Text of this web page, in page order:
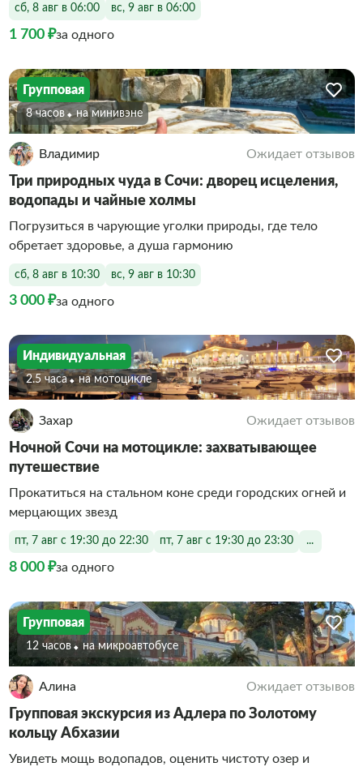
сб, 8 авг в 06:00 вс, 9 авг в 06:00
1 700 ₽за одного
Групповая
8 часов На минивэне
Владимир Ожидает отзывов
Три природных чуда в Сочи: дворец исцеления,
водопады и чайные холмы
Погрузиться в чарующие уголки природы, где тело
обретает здоровье, а душа гармонию
сб, 8 авг в 10:30 вс, 9 авг в 10:30
3 000 ₽за одного
Индивидуальная
2.5 часа На мотоцикле
Захар Ожидает отзывов
Ночной Сочи на мотоцикле: захватывающее
путешествие
Прокатиться на стальном коне среди городских огней и
мерцающих звезд
пт, 7 авг с 19:30 до 22:30 пт, 7 авг с 19:30 до 23:30 ...
8 000 ₽за одного
Групповая
12 часов На микроавтобусе
Алина Ожидает отзывов
Групповая экскурсия из Адлера по Золотому
кольцу Абхазии
Увидеть мощь водопадов, оценить чистоту озер и